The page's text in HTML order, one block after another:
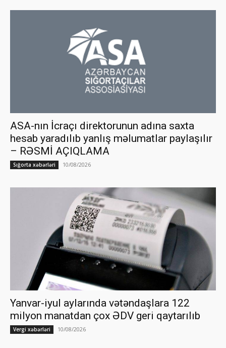
ASA-nın İcraçı direktorunun adına saxta
hesab yaradılıb yanlış məlumatlar paylaşılır
– RƏSMİ AÇIQLAMA
Sığorta xəbərləri 10/08/2026
Yanvar-iyul aylarında vətəndaşlara 122
milyon manatdan çox ƏDV geri qaytarılıb
Vergi xəbərləri 10/08/2026